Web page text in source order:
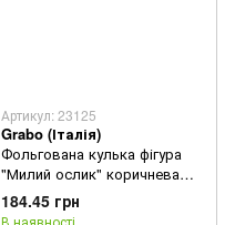
Артикул: 23125
Grabo (Італія)
Фольгована кулька фігура
"Милий ослик" коричнева
Grabo 21" (1шт.)
184.45 грн
В наявності